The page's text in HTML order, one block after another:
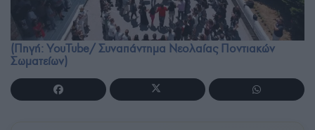
(Πηγή: YouTube/ Συναπάντημα Νεολαίας Ποντιακών
Σωματείων)